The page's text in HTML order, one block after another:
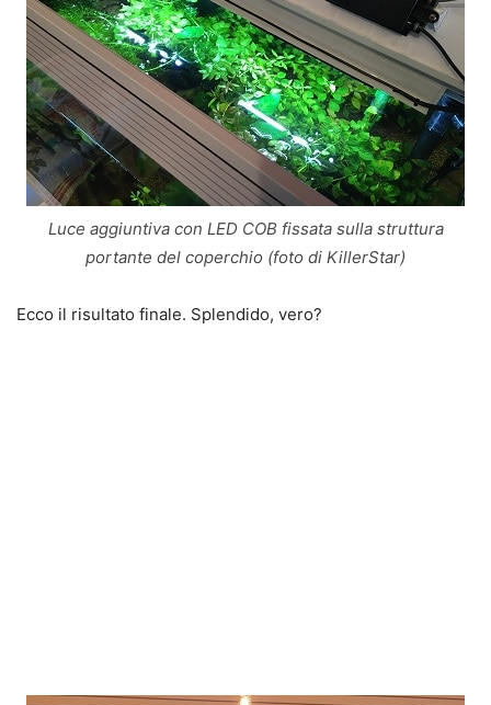
Luce aggiuntiva con LED COB fissata sulla struttura
portante del coperchio (foto di KillerStar)
Ecco il risultato finale. Splendido, vero?